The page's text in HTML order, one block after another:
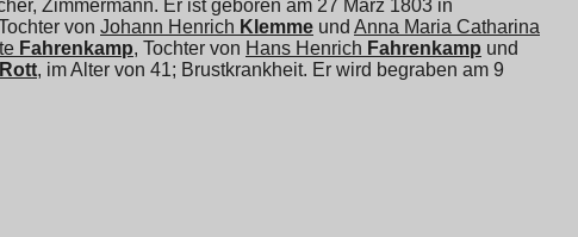
Zimmermann. Er ist geboren am 27 März 1803 in
von Johann Henrich Klemme und Anna Maria Catharina
Fahrenkamp, Tochter von Hans Henrich Fahrenkamp und
, im Alter von 41; Brustkrankheit. Er wird begraben am 9